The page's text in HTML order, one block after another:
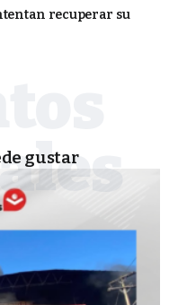
recuperar su
gustar